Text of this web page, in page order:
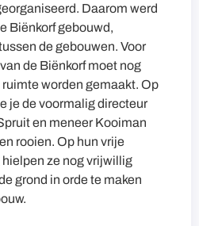
Daarom werd
Biënkorf gebouwd,
de gebouwen. Voor
de Biënkorf moet nog
worden gemaakt. Op
je de voormalig directeur
en meneer Kooiman
rooien. Op hun vrije
ze nog vrijwillig
grond in orde te maken